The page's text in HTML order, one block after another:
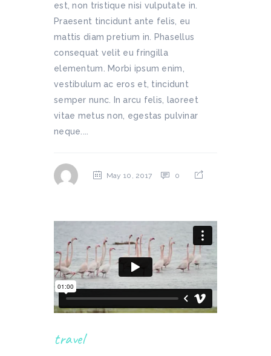
est, non tristique nisi vulputate in.
Praesent tincidunt ante felis, eu
mattis diam pretium in. Phasellus
consequat velit eu fringilla
elementum. Morbi ipsum enim,
vestibulum ac eros et, tincidunt
semper nunc. In arcu felis, laoreet
vitae metus non, egestas pulvinar
neque....
May 10, 2017 0
travel